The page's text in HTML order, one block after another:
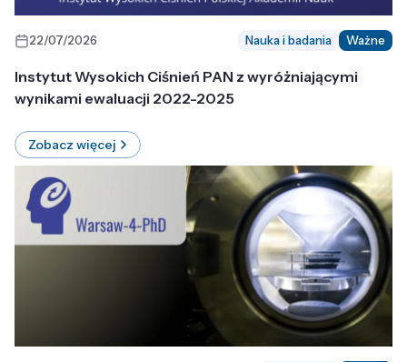
22/07/2026 Nauka i badania Ważne
Instytut Wysokich Ciśnień PAN z wyróżniającymi
wynikami ewaluacji 2022-2025
Zobacz więcej